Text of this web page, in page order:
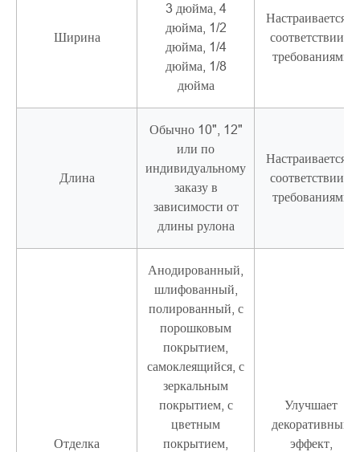
Ширина
3 дюйма, 4
дюйма, 1/2
дюйма, 1/4
дюйма, 1/8
дюйма
Настраивается в
соответствии с
требованиями
Длина
Обычно 10", 12"
или по
индивидуальному
заказу в
зависимости от
длины рулона
Настраивается в
соответствии с
требованиями
Отделка
Анодированный,
шлифованный,
полированный, с
порошковым
покрытием,
самоклеящийся, с
зеркальным
покрытием, с
цветным
покрытием,
Улучшает
декоративный
эффект,